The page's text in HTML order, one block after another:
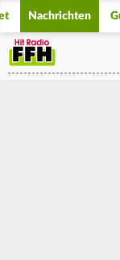
Nachrichten